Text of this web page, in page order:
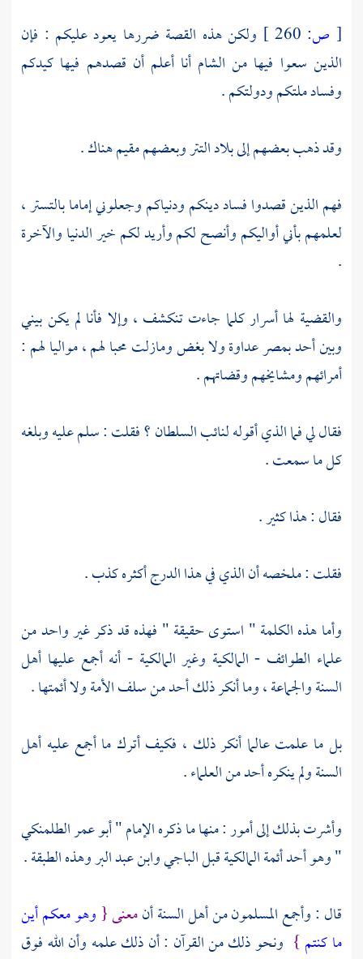
[ ص:
ولكن هذه القصة ضررها يعود عليكم : فإن
الذين سعوا فيها من الشام أنا أعلم أن قصدهم فيها كيدكم
وفساد ملتكم ودولتكم .
وقد ذهب بعضهم إلى بلادالتتروبعضهم مقيم هناك .
فهم الذين قصدوا فساد دينكم ودنياكم وجعلوني إماما بالتستر ،
لعلمهم بأني أواليكم وأنصح لكم وأريد لكم خير الدنيا والآخرة
.
والقضية لها أسرار كلما جاءت تنكشف ، وإلا فأنا لم يكن بيني
وبين أحدبمصرعداوة ولا بغض ومازلت محبا لهم ، مواليا لهم :
أمرائهم ومشايخهم وقضاتهم .
فقال لي فما الذي أقوله لنائب السلطان ؟ فقلت : سلم عليه وبلغه
كل ما سمعت .
فقال : هذا كثير .
فقلت : ملخصه أن الذي في هذا الدرج أكثره كذب .
وأما هذه الكلمة " استوى حقيقة " فهذه قد ذكر غير واحد من
علماء الطوائف - المالكية وغير المالكية- أنه أجمع عليها أهل
السنةوالجماعة ، وما أنكر ذلك أحد منسلف الأمةولا أئمتها .
بل ما علمت عالما أنكر ذلك ، فكيف أترك ما أجمع عليه أهل
السنةولم ينكره أحد من العلماء .
وأشرت بذلك إلى أمور : منها ما ذكره الإمام "أبو عمر الطلمنكي
" وهو أحد أئمةالمالكيةقبلالباجيوابن عبد البروهذه الطبقة .
قال : وأجمع المسلمون منأهل السنةأنمعنى { وهو معكم أين
ما كنتم } ونحو ذلك من القرآن : أن ذلك علمه وأن الله فوق